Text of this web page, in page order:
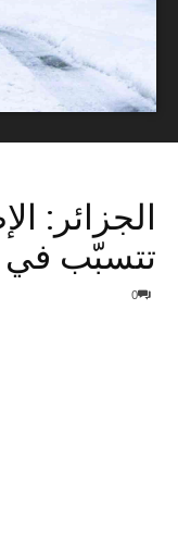
الجزائر:
تتسبّب في
0